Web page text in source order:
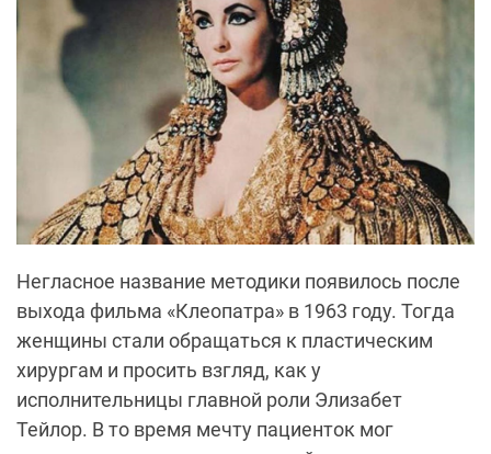
Негласное название методики появилось после
выхода фильма «Клеопатра» в 1963 году. Тогда
женщины стали обращаться к пластическим
хирургам и просить взгляд, как у
исполнительницы главной роли Элизабет
Тейлор. В то время мечту пациенток мог